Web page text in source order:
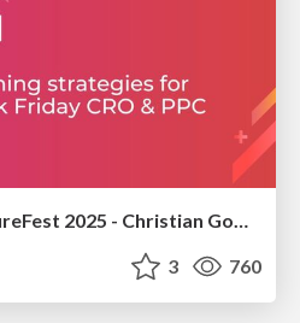
brightonSEO & MeasureFest 2025 - Christian Goodrich - Winning strategies for Black Friday CRO & PPC
3 760